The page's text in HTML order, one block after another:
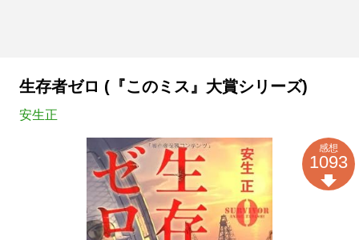
生存者ゼロ (『このミス』大賞シリーズ)
安生正
感想
1093